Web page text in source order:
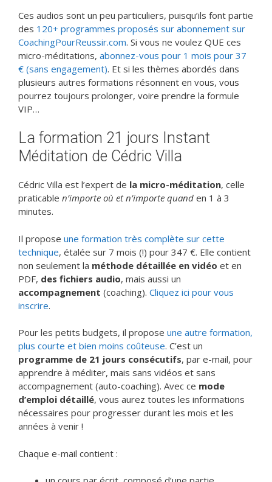
Ces audios sont un peu particuliers, puisqu’ils font partie
des 120+ programmes proposés sur abonnement sur
CoachingPourReussir.com. Si vous ne voulez QUE ces
micro-méditations, abonnez-vous pour 1 mois pour 37
€ (sans engagement). Et si les thèmes abordés dans
plusieurs autres formations résonnent en vous, vous
pourrez toujours prolonger, voire prendre la formule
VIP…
La formation 21 jours Instant
Méditation de Cédric Villa
Cédric Villa est l’expert de la micro-méditation, celle
praticable n’importe où et n’importe quand en 1 à 3
minutes.
Il propose une formation très complète sur cette
technique, étalée sur 7 mois (!) pour 347 €. Elle contient
non seulement la méthode détaillée en vidéo et en
PDF, des fichiers audio, mais aussi un
accompagnement (coaching). Cliquez ici pour vous
inscrire.
Pour les petits budgets, il propose une autre formation,
plus courte et bien moins coûteuse. C’est un
programme de 21 jours consécutifs, par e-mail, pour
apprendre à méditer, mais sans vidéos et sans
accompagnement (auto-coaching). Avec ce mode
d’emploi détaillé, vous aurez toutes les informations
nécessaires pour progresser durant les mois et les
années à venir !
Chaque e-mail contient :